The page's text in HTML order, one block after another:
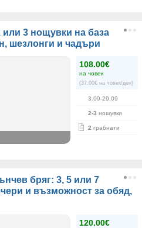
3 нощувки на база
шезлонги и чадъри
108.00€
на човек
(37.00€ на човек/ден)
3.09-29.09
2-3 нощувки
2 грабнати
бряг: 3, 5 или 7
и възможност за обяд,
120.00€